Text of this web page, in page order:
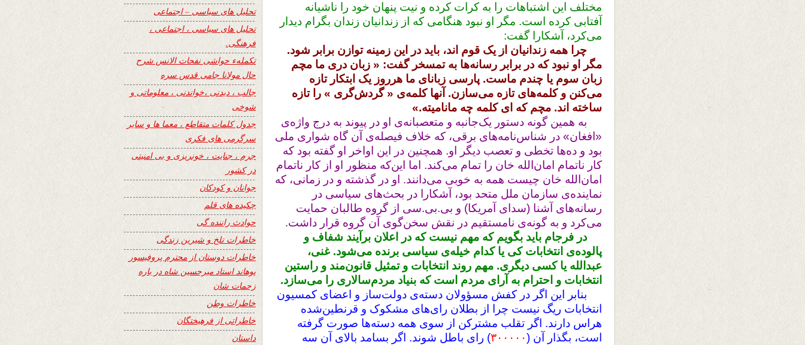
مختلف این اشتباهات را به کرات کرده و نیت پنهان خود را ناشیانه
آفتابی کرده است. مگر او نبود هنگامی که از زندانیان زندان بگرام دیدار
می‌کرد، آشکارا گفت:
چرا همه زندانیان از یک قوم اند، باید در این زمینه توازن برابر شود.
مگر او نبود که در برابر رسانه‌ها به تمسخر گفت: « زبان دری ما مچم
زبان سوم یا چندم ماست. پارسی زبانای ما هرروز یک ابتکار تازه
می‌کنن و کلمه‌های تازه می‌سازن. آنها کلمه‌ی « گردش‌گری » را تازه
ساخته اند. مچم که ای کلمه چه مانامیته.»
به همین گونه دستور یک‌جانبه و متعصبانه‌ی او در پیوند به درج واژه‌ی
«افغان» در شناس‌نامه‌های برقی، که خلاف فیصله‌ی آن گاه شواری ملی
بود و ده‌ها تخطی و تعصب دیگر او. همچنین در این اواخر او گفته بود که
کار ناتمام امان‌الله خان را تمام می‌کند. اما این‌که منظور او از کار ناتمام
امان‌الله خان چیست همه به خوبی می‌دانند. او در گذشته و در زمانی، که
نماینده‌‌ی سازمان ملل متحد بود، آشکارا در بحث‌های سیاسی در
رسانه‌های آشنا (سدای آمریکا) و بی‌.بی‌.سی از گروه طالبان حمایت
می‌کرد و به گونه‌ی نامستقیم در نقش سخن‌گوی آن گروه قرار داشت.
در فرجام باید بگویم که مهم نیست که در اعلان برآیند شفاف و
پالوده‌ی انتخابات کی یا کدام خیله‌ی سیاسی برنده می‌شود. غنی،
عبدالله یا کسی دیگری. مهم روند انتخابات و تمثیل قانون‌مند و راستین
انتخابات و احترام به آرای مردم است که بنیاد مردم‌سالاری را می‌سازد.
بنابر این اگر در کفش مسؤولان دسته‌ی دولت‌ساز و اعضای کمسیون
انتخابات ریگ نیست چرا از بطلان رای‌های مشکوک و قرنطین‌شده
هراس دارند. اگر تقلب مشترکن از سوی همه دسته‌ها صورت گرفته
است، بگذار آن (۳۰۰۰۰۰) رای باطل شوند. اگر بسامد بالای آن سه
تحلیل های سیاسی – اجتماعی
تحلیل های سیاسی ، اجتماعی ،
فرهنگی.
تکملهء حواشی نفحات الانس شرح
حال مولانا جامی قدس سره
جالب ، دیدنی ،خواندنی ، معلوماتی و
شوخی
جدول کلمات متقاطع ، معما ها و سایر
سرگرمی های فکری
جرم ، جنایت ، خونریزی و بی امنیتی
در کشور
جوانان و کودکان
چکیده های قلم
حوادث راننده گی
خاطرات تلخ و شیرین زندگی
خاطرات دوستان از محترم پروفیسور
پوهاند استاد میرحسین شاه در باره
زحمات شان
خاطرات وطن
خاطراتی از فرهیختگان
داستان